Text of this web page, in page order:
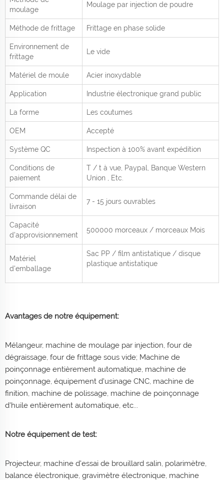
moulage
Moulage par injection de poudre
Méthode de frittage Frittage en phase solide
Environnement de
frittage
Le vide
Matériel de moule Acier inoxydable
Application Industrie électronique grand public
La forme Les coutumes
OEM Accepté
Système QC Inspection à 100% avant expédition
Conditions de
paiement
T / t à vue, Paypal, Banque Western
Union
, Etc.
Commande délai de
livraison
7 - 15 jours ouvrables
Capacité
d'approvisionnement
500000 morceaux / morceaux Mois
Matériel
d'emballage
Sac PP / film antistatique / disque
plastique antistatique
Avantages de notre équipement:
Mélangeur, machine de moulage par injection, four de
dégraissage, four de frittage sous vide; Machine de
poinçonnage entièrement automatique, machine de
poinçonnage, équipement d'usinage CNC, machine de
finition, machine de polissage, machine de poinçonnage
d'huile entièrement automatique, etc...
Notre équipement de test:
Projecteur, machine d'essai de brouillard salin, polarimètre,
balance électronique, gravimètre électronique, machine